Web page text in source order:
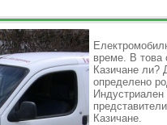
време. В това
Казичане ли?
определено
Индустриален
Казичане.